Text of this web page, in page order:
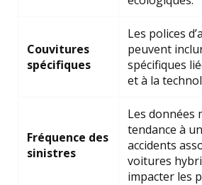
Couvitures
spécifiques
Les polices
peuvent
spécifiques
et à la
Fréquence des
sinistres
Les données
tendance à
accidents
voitures
impacter les